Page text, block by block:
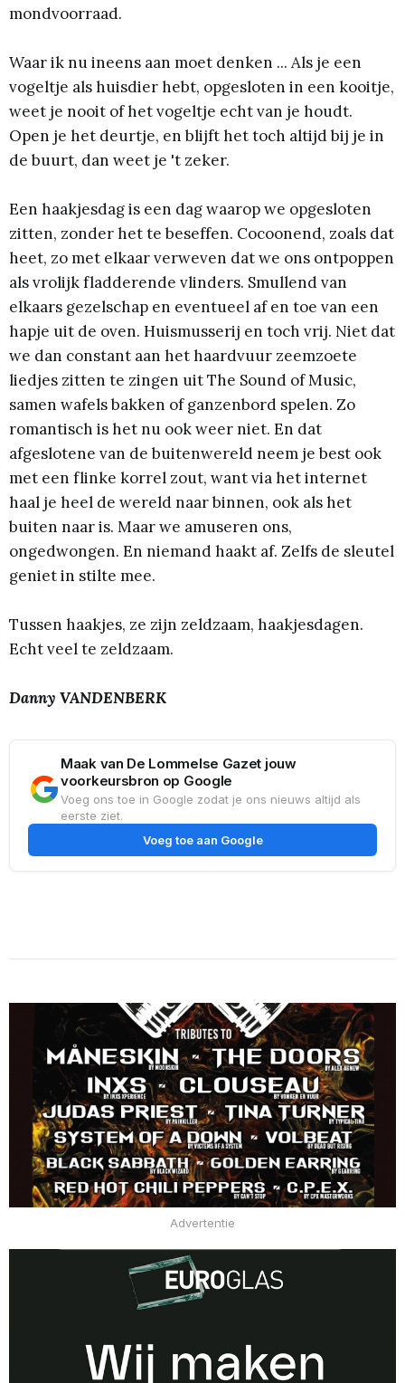
mondvoorraad.
Waar ik nu ineens aan moet denken ... Als je een
vogeltje als huisdier hebt, opgesloten in een kooitje,
weet je nooit of het vogeltje echt van je houdt.
Open je het deurtje, en blijft het toch altijd bij je in
de buurt, dan weet je 't zeker.
Een haakjesdag is een dag waarop we opgesloten
zitten, zonder het te beseffen. Cocoonend, zoals dat
heet, zo met elkaar verweven dat we ons ontpoppen
als vrolijk fladderende vlinders. Smullend van
elkaars gezelschap en eventueel af en toe van een
hapje uit de oven. Huismusserij en toch vrij. Niet dat
we dan constant aan het haardvuur zeemzoete
liedjes zitten te zingen uit The Sound of Music,
samen wafels bakken of ganzenbord spelen. Zo
romantisch is het nu ook weer niet. En dat
afgeslotene van de buitenwereld neem je best ook
met een flinke korrel zout, want via het internet
haal je heel de wereld naar binnen, ook als het
buiten naar is. Maar we amuseren ons,
ongedwongen. En niemand haakt af. Zelfs de sleutel
geniet in stilte mee.
Tussen haakjes, ze zijn zeldzaam, haakjesdagen.
Echt veel te zeldzaam.
Danny VANDENBERK
Maak van De Lommelse Gazet jouw
voorkeursbron op Google
Voeg ons toe in Google zodat je ons nieuws altijd als
eerste ziet.
Voeg toe aan Google
Advertentie